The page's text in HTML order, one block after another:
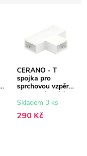
CERANO - T
spojka pro
sprchovou vzpěru
- hranatá - bílá
matná
Skladem 3 ks
290 Kč